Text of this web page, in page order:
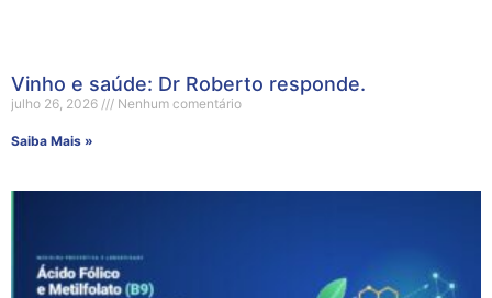
Vinho e saúde: Dr Roberto responde.
julho 26, 2026 Nenhum comentário
Saiba Mais »